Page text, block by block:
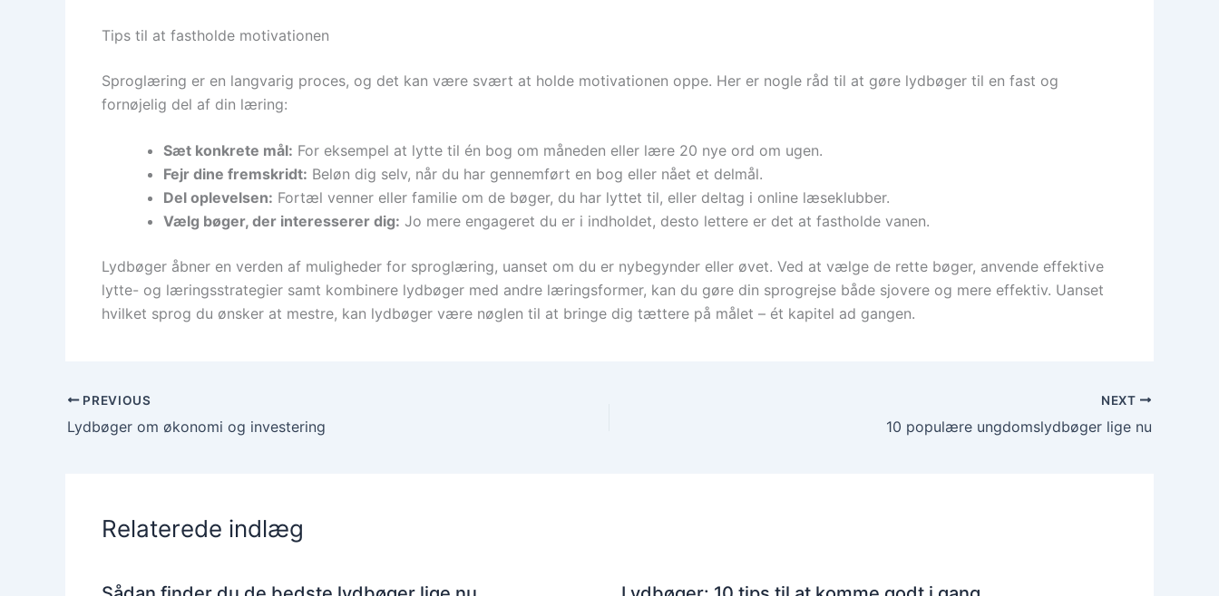
Tips til at fastholde motivationen
Sproglæring er en langvarig proces, og det kan være svært at holde motivationen oppe. Her er nogle råd til at gøre lydbøger til en fast og
fornøjelig del af din læring:
Sæt konkrete mål: For eksempel at lytte til én bog om måneden eller lære 20 nye ord om ugen.
Fejr dine fremskridt: Beløn dig selv, når du har gennemført en bog eller nået et delmål.
Del oplevelsen: Fortæl venner eller familie om de bøger, du har lyttet til, eller deltag i online læseklubber.
Vælg bøger, der interesserer dig: Jo mere engageret du er i indholdet, desto lettere er det at fastholde vanen.
Lydbøger åbner en verden af muligheder for sproglæring, uanset om du er nybegynder eller øvet. Ved at vælge de rette bøger, anvende effektive
lytte- og læringsstrategier samt kombinere lydbøger med andre læringsformer, kan du gøre din sprogrejse både sjovere og mere effektiv. Uanset
hvilket sprog du ønsker at mestre, kan lydbøger være nøglen til at bringe dig tættere på målet – ét kapitel ad gangen.
PREVIOUS
Lydbøger om økonomi og investering
NEXT
10 populære ungdomslydbøger lige nu
Relaterede indlæg